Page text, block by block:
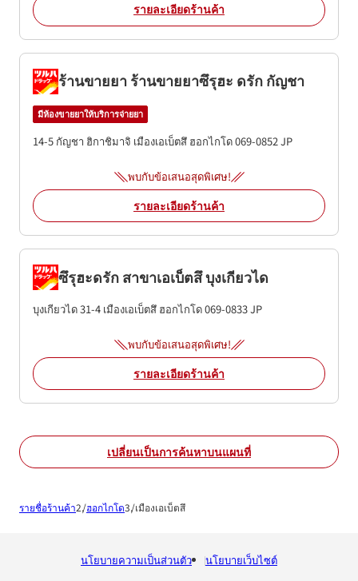
รายละเอียดร้านค้า
ร้านขายยา ร้านขายยาซึรุฮะ ดรัก กัญชา
มีห้องขายยาให้บริการจ่ายยา
14-5 กัญชา ฮิกาชิมาจิ เมืองเอเบ็ตสึ ฮอกไกโด069-0852JP
พบกับข้อเสนอสุดพิเศษ!
รายละเอียดร้านค้า
ซึรุฮะดรัก สาขาเอเบ็ตสึ บุงเกียวได
บุงเกียวได 31-4 เมืองเอเบ็ตสึ ฮอกไกโด069-0833JP
พบกับข้อเสนอสุดพิเศษ!
รายละเอียดร้านค้า
เปลี่ยนเป็นการค้นหาบนแผนที่
รายชื่อร้านค้า ฮอกไกโด เมืองเอเบ็ตสึ
นโยบายความเป็นส่วนตัว นโยบายเว็บไซต์